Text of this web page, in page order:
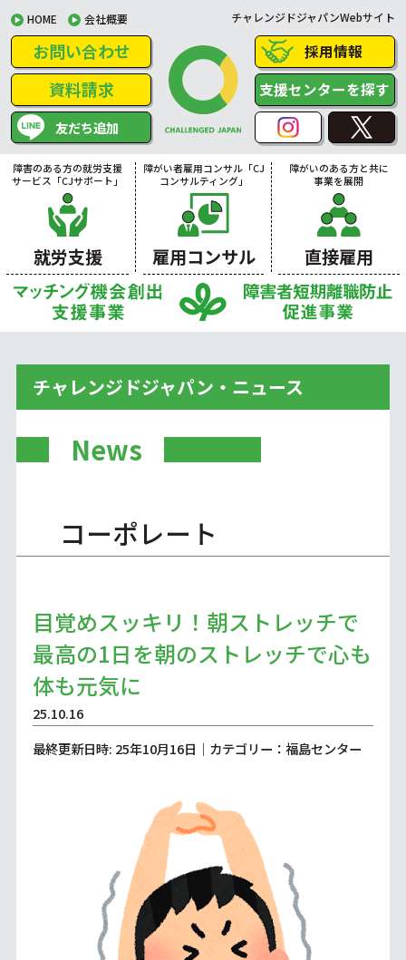
HOME 会社概要 チャレンジドジャパンWebサイト
お問い合わせ
資料請求
友だち追加
採用情報
支援センターを探す
障害のある方の就労支援
サービス「CJサポート」
就労支援
障がい者雇用コンサル「CJ
コンサルティング」
雇用コンサル
障がいのある方と共に
事業を展開
直接雇用
チャレンジドジャパン・ニュース
News
コーポレート
目覚めスッキリ！朝ストレッチで
最高の1日を朝のストレッチで心も
体も元気に
25.10.16
最終更新日時: 25年10月16日｜カテゴリー：福島センター